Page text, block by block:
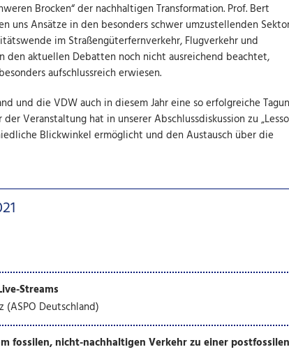
Brocken“ der nachhaltigen Transformation. Prof. Bert
uns Ansätze in den besonders schwer umzustellenden
im Straßengüterfernverkehr, Flugverkehr und
den aktuellen Debatten noch nicht ausreichend beachtet,
aufschlussreich erwiesen.
und die VDW auch in diesem Jahr eine so erfolgreiche
Veranstaltung hat in unserer Abschlussdiskussion zu
Blickwinkel ermöglicht und den Austausch über die
Streams
(ASPO Deutschland)
fossilen, nicht-nachhaltigen Verkehr zu einer